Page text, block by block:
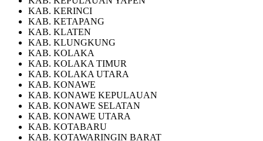
KAB. KERINCI
KAB. KETAPANG
KAB. KLATEN
KAB. KLUNGKUNG
KAB. KOLAKA
KAB. KOLAKA TIMUR
KAB. KOLAKA UTARA
KAB. KONAWE
KAB. KONAWE KEPULAUAN
KAB. KONAWE SELATAN
KAB. KONAWE UTARA
KAB. KOTABARU
KAB. KOTAWARINGIN BARAT